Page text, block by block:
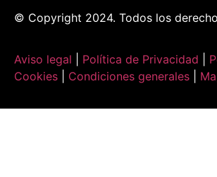
© Copyright 2024. Todos los
Aviso legal Política de Privacidad
Cookies
Condiciones generales